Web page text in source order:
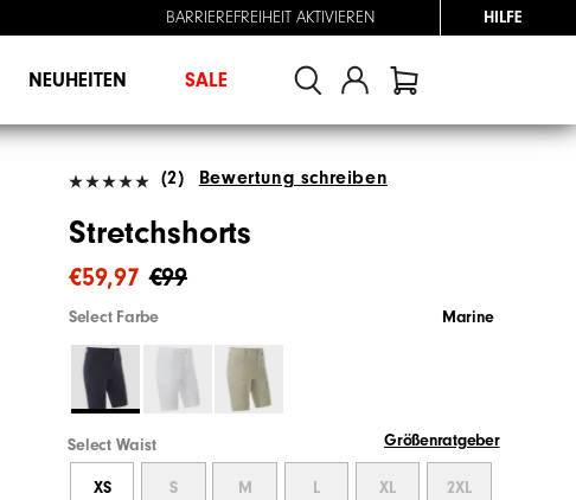
BARRIEREFREIHEIT AKTIVIEREN HILFE
NEUHEITEN SALE
(2) Bewertung schreiben
Stretchshorts
€99
€59,97
Select Farbe Marine
Select Waist Größenratgeber
XS S M L XL 2XL